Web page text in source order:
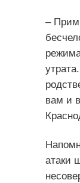
–
вам и
атаки